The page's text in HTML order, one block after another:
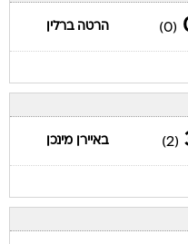
(0) הרטה ברלין
(2) באיירן מינכן